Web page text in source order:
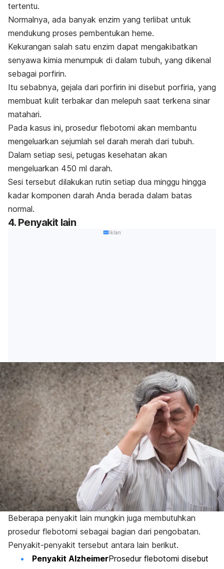
tertentu.
Normalnya, ada banyak enzim yang terlibat untuk
mendukung proses pembentukan heme.
Kekurangan salah satu enzim dapat mengakibatkan
senyawa kimia menumpuk di dalam tubuh, yang dikenal
sebagai porfirin.
Itu sebabnya, gejala dari porfirin ini disebut porfiria, yang
membuat kulit terbakar dan melepuh saat terkena sinar
matahari.
Pada kasus ini, prosedur flebotomi akan membantu
mengeluarkan sejumlah sel darah merah dari tubuh.
Dalam setiap sesi, petugas kesehatan akan
mengeluarkan 450 ml darah.
Sesi tersebut dilakukan rutin setiap dua minggu hingga
kadar komponen darah Anda berada dalam batas
normal.
4. Penyakit lain
Iklan
Beberapa penyakit lain mungkin juga membutuhkan
prosedur flebotomi sebagai bagian dari pengobatan.
Penyakit-penyakit tersebut antara lain berikut.
Penyakit AlzheimerProsedur flebotomi disebut